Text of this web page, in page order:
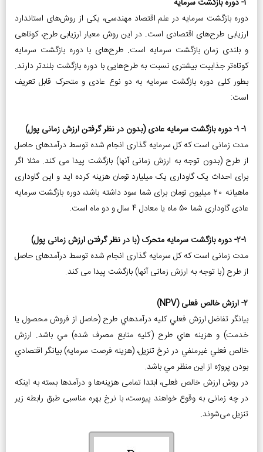
1- دوره بازگشت سرمایه
دوره بازگشت سرمایه در علم اقتصاد مهندسی، یکی از روش‌های استاندارد
ارزیابی طرح‌های اقتصادی است. در این روش معیار ارزیابی طرح، کوتاهی
و بلندی زمان بازگشت سرمایه است. طرح‌های با دوره بازگشت سرمایه
کوتاه‌تر جذابیت بیشتری نسبت به طرح‌هایی با دوره بازگشت بلندتر دارند.
بطور کلی دوره بازگشت سرمایه به دو نوع عادی و متحرک قابل تعریف
است:
1-1- دوره بازگشت سرمایه عادی (بدون در نظر گرفتن ارزش زمانی پول)
مدت زمانی است که کل سرمایه­ گذاری انجام شده توسط درآمدهای حاصل
از طرح (بدون توجه به ارزش زمانی آن­ها) بازگشت پیدا می ­کند. مثلا اگر
برای احداث یک گاوداری یک میلیارد تومان هزینه کرده اید و این گاوداری
ماهیانه 20 میلیون تومان برای شما سود داشته باشد، دوره بازگشت سرمایه
عادی گاوداری شما 50 ماه یا معادل 4 سال و دو ماه است.
2-1- دوره بازگشت سرمایه متحرک (با در نظر گرفتن ارزش زمانی پول)
مدت زمانی است که کل سرمایه­ گذاری انجام شده توسط درآمدهای حاصل
از طرح (با توجه به ارزش زمانی آن­ها) بازگشت پیدا می کند.
2- ارزش خالص فعلی (NPV)
بيانگر تفاضل ارزش فعلي كليه درآمدهاي طرح (حاصل از فروش محصول يا
خدمت) و هزينه هاي طرح (كليه منابع مصرف شده) مي ­باشد. ارزش
خالص فعلي غيرمنفي در نرخ تنزيل، (هزينه فرصت سرمايه) بيانگر اقتصادي
بودن پروژه از اين منظر مي­ باشد.
در روش ارزش خالص فعلی، ابتدا تمامی هزینه‌ها و درآمدها بسته به اینکه
در چه زمانی به وقوع خواهند پیوست، با نرخ بهره مناسبی طبق رابطه زیر
تنزیل می‌شوند.